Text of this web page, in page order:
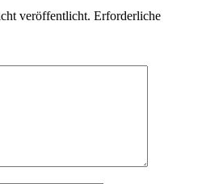
veröffentlicht. Erforderliche